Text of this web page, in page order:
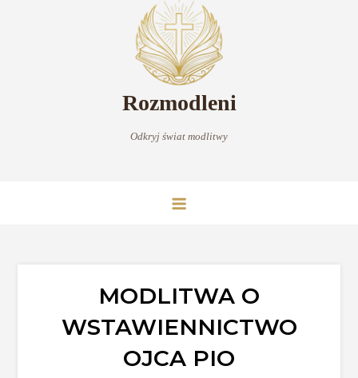
Rozmodleni
Odkryj świat modlitwy
MODLITWA O
WSTAWIENNICTWO
OJCA PIO